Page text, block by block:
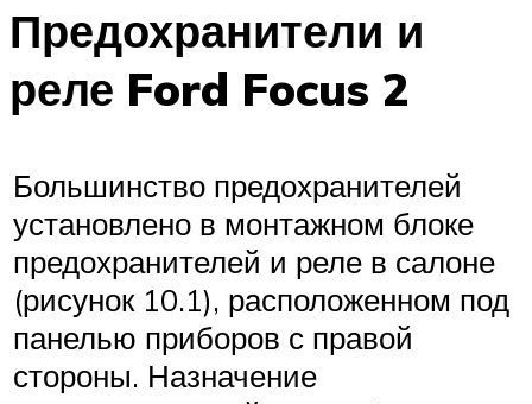
Предохранители и
реле Ford Focus 2
Большинство предохранителей
установлено в монтажном блоке
предохранителей и реле в салоне
(рисунок 10.1), расположенном под
панелью приборов с правой
стороны. Назначение